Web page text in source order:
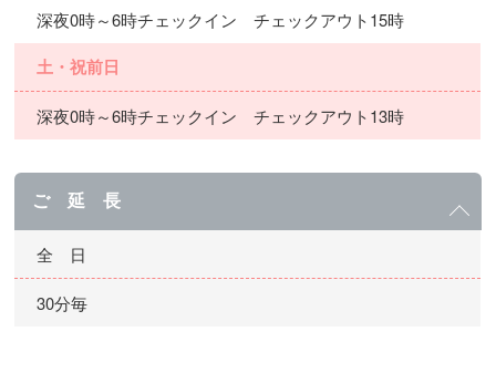
深夜0時～6時チェックイン チェックアウト15時
土・祝前日
深夜0時～6時チェックイン チェックアウト13時
ご 延 長
全 日
30分毎